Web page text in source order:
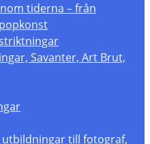
tiderna – från
Savanter, Art Brut,
till fotograf,